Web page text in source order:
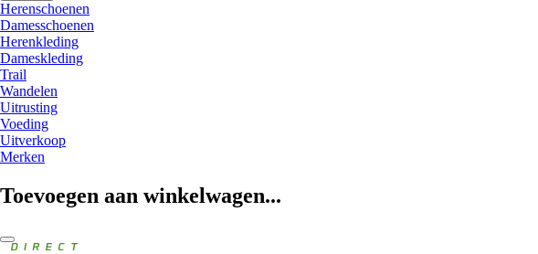
Herenschoenen
Damesschoenen
Herenkleding
Dameskleding
Trail
Wandelen
Uitrusting
Voeding
Uitverkoop
Merken
Toevoegen aan winkelwagen...